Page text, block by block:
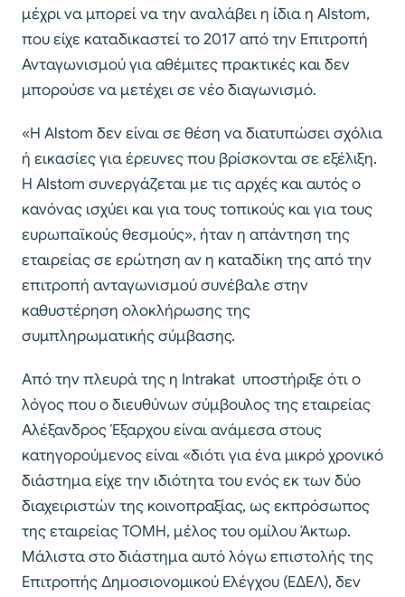
μέχρι να μπορεί να την αναλάβει η ίδια η Alstom,
που είχε καταδικαστεί το 2017 από την Επιτροπή
Ανταγωνισμού για αθέμιτες πρακτικές και δεν
μπορούσε να μετέχει σε νέο διαγωνισμό.
«Η Alstom δεν είναι σε θέση να διατυπώσει σχόλια
ή εικασίες για έρευνες που βρίσκονται σε εξέλιξη.
Η Alstom συνεργάζεται με τις αρχές και αυτός ο
κανόνας ισχύει και για τους τοπικούς και για τους
ευρωπαϊκούς θεσμούς», ήταν η απάντηση της
εταιρείας σε ερώτηση αν η καταδίκη της από την
επιτροπή ανταγωνισμού συνέβαλε στην
καθυστέρηση ολοκλήρωσης της
συμπληρωματικής σύμβασης.
Από την πλευρά της η Intrakat υποστήριξε ότι ο
λόγος που ο διευθύνων σύμβουλος της εταιρείας
Αλέξανδρος Έξαρχου είναι ανάμεσα στους
κατηγορούμενος είναι «διότι για ένα μικρό χρονικό
διάστημα είχε την ιδιότητα του ενός εκ των δύο
διαχειριστών της κοινοπραξίας, ως εκπρόσωπος
της εταιρείας ΤΟΜΗ, μέλος του ομίλου Άκτωρ.
Μάλιστα στο διάστημα αυτό λόγω επιστολής της
Επιτροπής Δημοσιονομικού Ελέγχου (ΕΔΕΛ), δεν